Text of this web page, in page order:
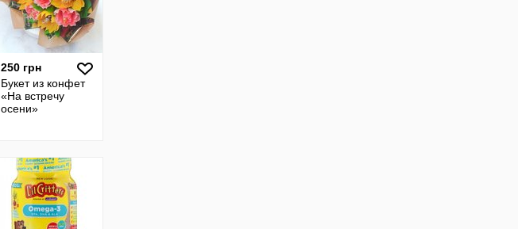
250 грн
Букет из конфет
«На встречу
осени»